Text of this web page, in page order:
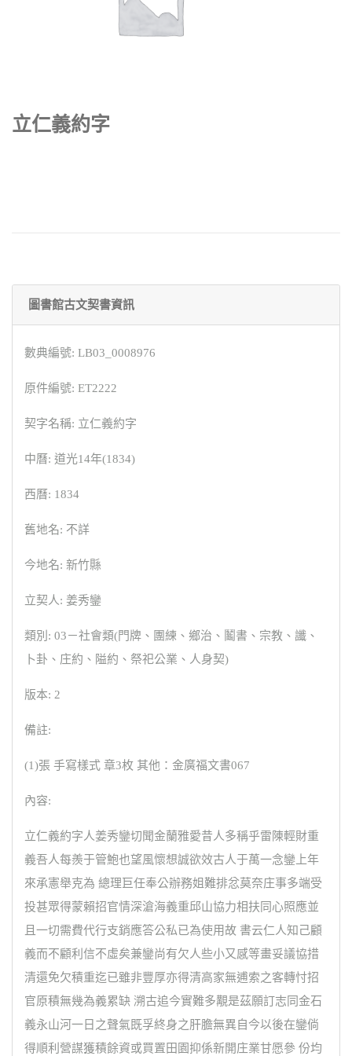
立仁義約字
圖書館古文契書資訊
數典編號: LB03_0008976
原件編號: ET2222
契字名稱: 立仁義約字
中曆: 道光14年(1834)
西曆: 1834
舊地名: 不詳
今地名: 新竹縣
立契人: 姜秀鑾
類別: 03－社會類(門牌、團練、鄉治、鬮書、宗教、讖、
卜卦、庄約、隘約、祭祀公業、人身契)
版本: 2
備註:
(1)張 手寫樣式 章3枚 其他：金廣福文書067
內容:
立仁義約字人姜秀鑾切聞金蘭雅愛昔人多稱乎雷陳輕財重
義吾人每羨于管鮑也望風懷想誠欲效古人于萬一念鑾上年
來承憲舉克為 總理巨任奉公辦務姐難排忿莫奈庄事多端受
投甚眾得蒙賴招官情深滄海義重邱山協力相扶同心照應並
且一切需費代行支銷應答公私已為使用故 書云仁人知己顧
義而不顧利信不虛矣兼鑾尚有欠人些小又感等畫妥議協措
清還免欠積重迄已雖非豐厚亦得清高家無逋索之客轉忖招
官原積無幾為義累缺 溯古追今實難多覯是茲願訂志同金石
義永山河一日之聲氣既孚終身之肝膽無異自今以後在鑾倘
得順利營謀獲積餘資或買置田園抑係新開庄業甘愿參 份均